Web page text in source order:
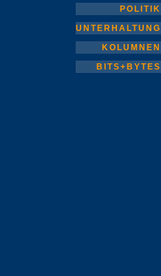
POLITIK
UNTERHALTUNG
KOLUMNEN
BITS+BYTES